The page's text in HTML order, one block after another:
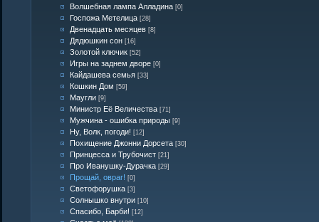
Волшебная лампа Алладина [0]
Госпожа Метелица [28]
Двенадцать месяцев [8]
Дядюшкин сон [16]
Золотой ключик [52]
Игры на заднем дворе [0]
Кайдашева семья [33]
Кошкин Дом [59]
Маугли [9]
Министр Её Величества [71]
Мужчина - ошибка природы [9]
Ну, Волк, погоди! [12]
Похищение Джонни Дорсета [30]
Принцесса и Трубочист [21]
Про Иванушку-Дурачка [29]
Прощай, овраг! [0]
Светофорушка [3]
Солнышко внутри [10]
Спасибо, Барби! [12]